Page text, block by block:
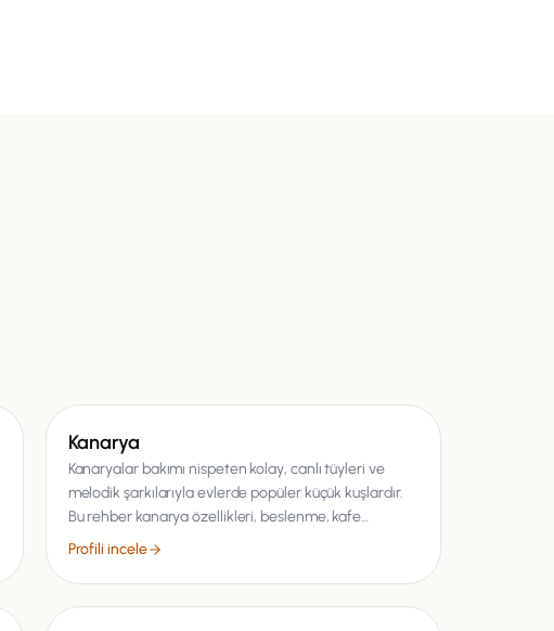
Kanarya
Kanaryalar bakımı nispeten kolay, canlı tüyleri ve
melodik şarkılarıyla evlerde popüler küçük kuşlardır.
Bu rehber kanarya özellikleri, beslenme, kafe…
Profili incele